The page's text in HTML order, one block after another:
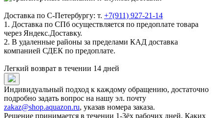
Доставка по С-Петербургу: т. +7(911) 927-21-14
1. Доставка по СПб осуществляется по предоплате товара
через Яндекс.Доставку.
2. В удаленные районы за пределами КАД доставка
компанией СДЕК по предоплате.
Легкий возврат в течении 14 дней
Индивидуальный подход к каждому обращению, достаточно
подробно задать вопрос на нашу эл. почту
zakaz@shop.aquazon.ru, указав номера заказа.
Решение принимается в течении 1-3ёх рабочих дней. Каких